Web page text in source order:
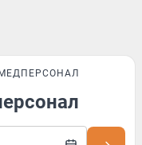
МЕДПЕРСОНАЛ